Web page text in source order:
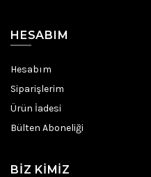
HESABIM
Hesabım
Siparişlerim
Ürün İadesi
Bülten Aboneliği
BIZ KIMIZ